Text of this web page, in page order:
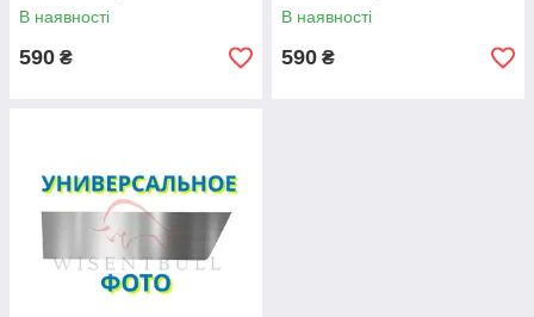
В наявності
590 ₴
В наявності
590 ₴